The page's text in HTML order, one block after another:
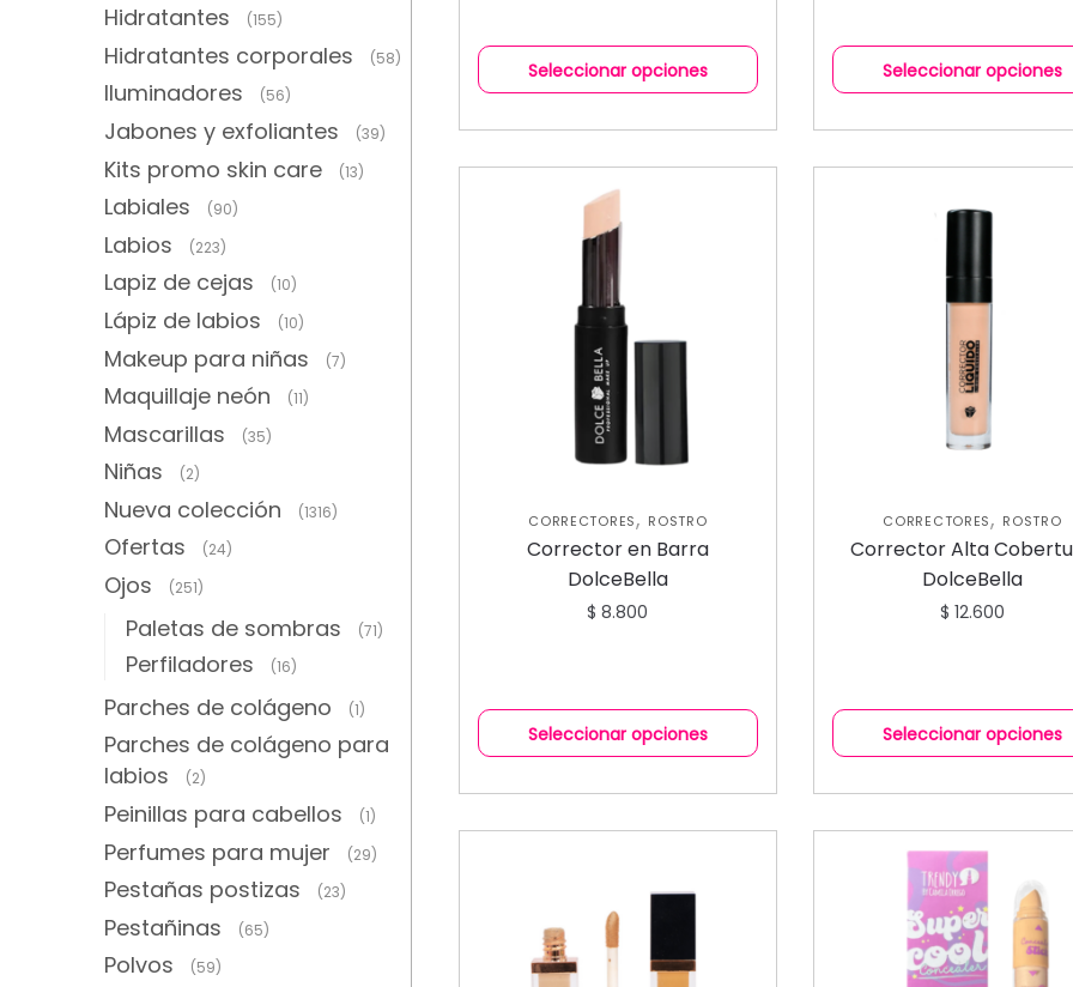
Seleccionar opciones Seleccionar opciones
CORRECTORES, ROSTRO
Corrector en Barra
DolceBella
$ 8.800
Seleccionar opciones
CORRECTORES, ROSTRO
Corrector Alta
DolceBella
$ 12.600
Seleccionar opciones
Hidratantes (155)
Hidratantes corporales (58)
Iluminadores (56)
Jabones y exfoliantes (39)
Kits promo skin care (13)
Labiales (90)
Labios (223)
Lapiz de cejas (10)
Lápiz de labios (10)
Makeup para niñas (7)
Maquillaje neón (11)
Mascarillas (35)
Niñas (2)
Nueva colección (1316)
Ofertas (24)
Ojos (251)
Paletas de sombras (71)
Perfiladores (16)
Parches de colágeno (1)
Parches de colágeno para
labios
(2)
Peinillas para cabellos (1)
Perfumes para mujer (29)
Pestañas postizas (23)
Pestañinas (65)
Polvos (59)